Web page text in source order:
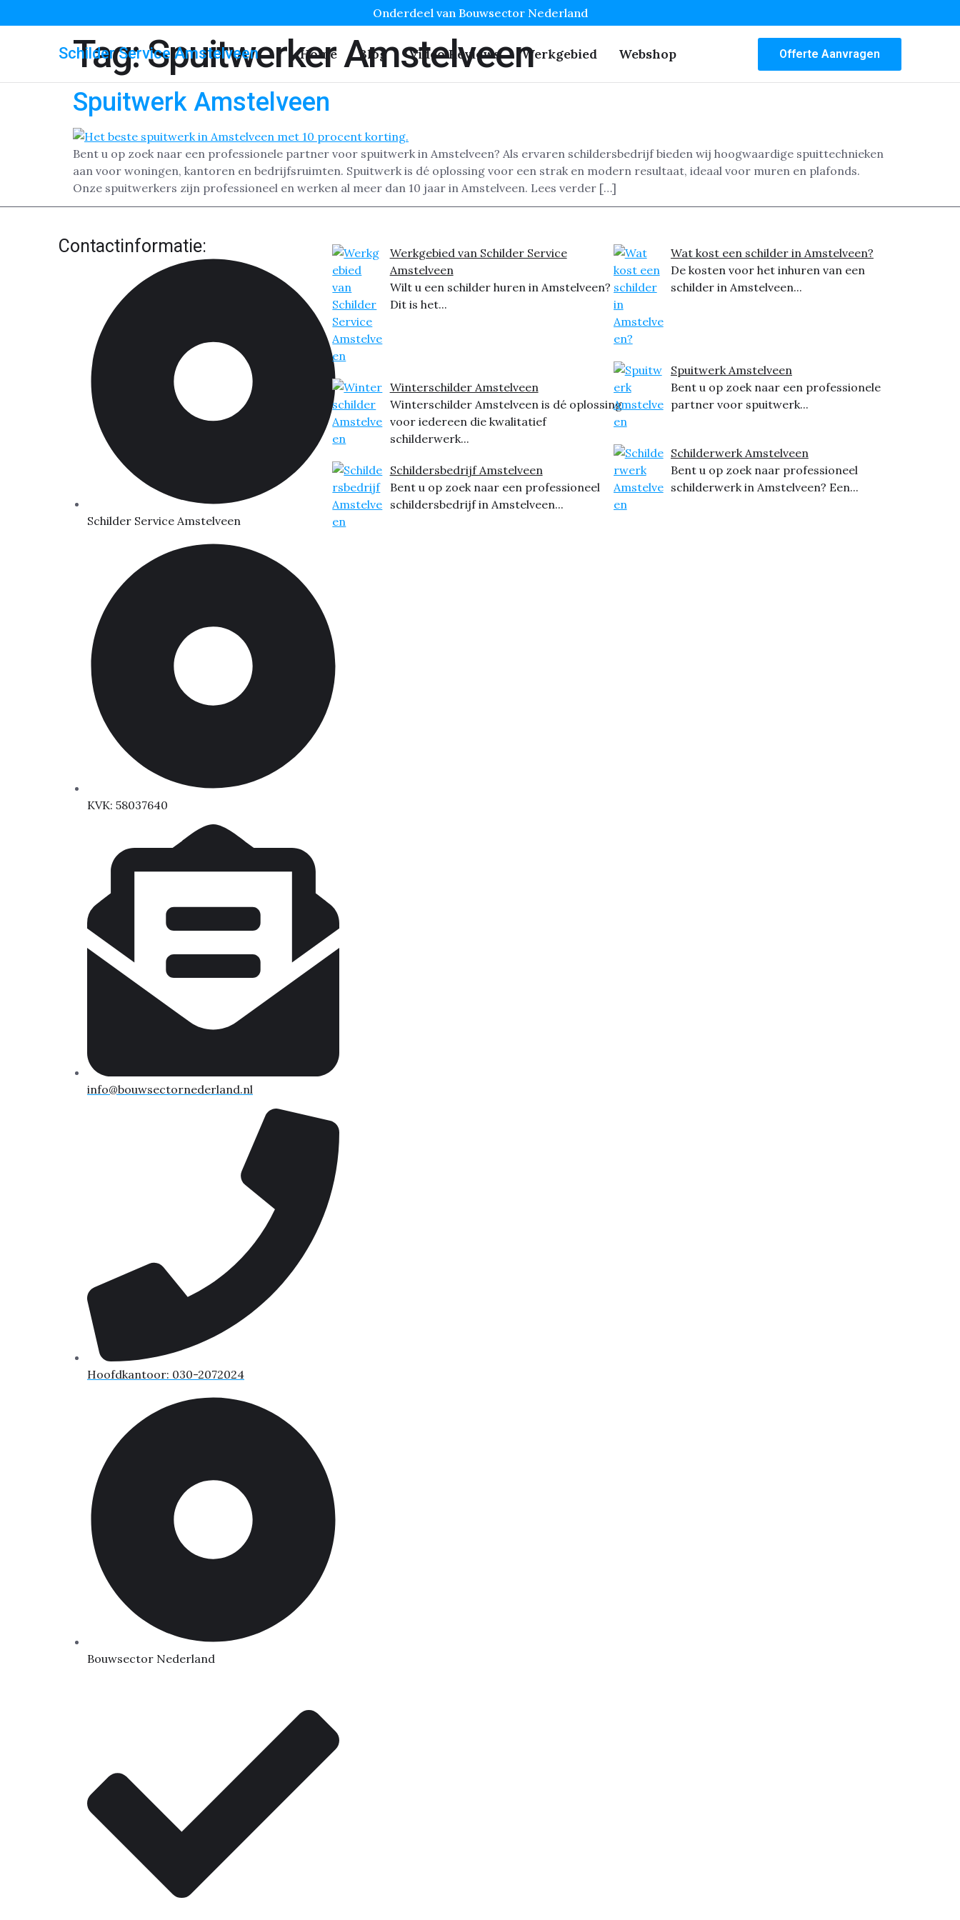
Onderdeel van Bouwsector Nederland
Schilder Service Amstelveen Home Blog Video Reviews Werkgebied Webshop Offerte Aanvragen
Tag:Spuitwerker Amstelveen
Spuitwerk Amstelveen
Bent u op zoek naar een professionele partner voor spuitwerk in Amstelveen? Als ervaren schildersbedrijf bieden wij hoogwaardige spuittechnieken
aan voor woningen, kantoren en bedrijfsruimten. Spuitwerk is dé oplossing voor een strak en modern resultaat, ideaal voor muren en plafonds.
Onze spuitwerkers zijn professioneel en werken al meer dan 10 jaar in Amstelveen. Lees verder […]
Contactinformatie:
Schilder Service Amstelveen
KVK: 58037640
info@bouwsectornederland.nl
Hoofdkantoor: 030-2072024
Bouwsector Nederland
Werkgebied van Schilder Service
Amstelveen
Wilt u een schilder huren in Amstelveen?
Dit is het...
Winterschilder Amstelveen
Winterschilder Amstelveen is dé oplossing
voor iedereen die kwalitatief
schilderwerk...
Schildersbedrijf Amstelveen
Bent u op zoek naar een professioneel
schildersbedrijf in Amstelveen...
Wat kost een schilder in Amstelveen?
De kosten voor het inhuren van een
schilder in Amstelveen...
Spuitwerk Amstelveen
Bent u op zoek naar een professionele
partner voor spuitwerk...
Schilderwerk Amstelveen
Bent u op zoek naar professioneel
schilderwerk in Amstelveen? Een...